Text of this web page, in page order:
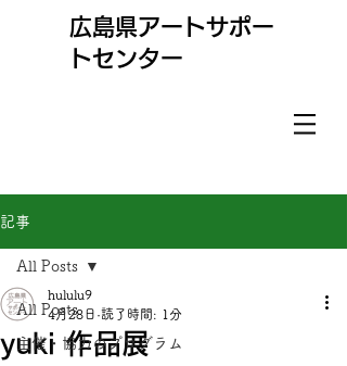
​広島県アートサポー
トセンター
記事
All Posts
主催・協力のプログラム
All Posts
yuki 作品展
hululu9
4月28日 読了時間: 1分